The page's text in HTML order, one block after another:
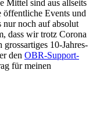
Mittel sind aus allseits
öffentliche Events und
nur noch auf absolut
dass wir trotz Corona
10-Jahres-
den OBR-Support-
für meinen